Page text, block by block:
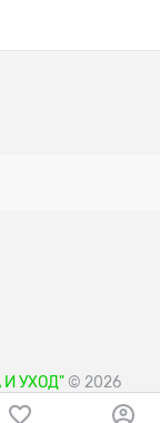
И УХОД" © 2026